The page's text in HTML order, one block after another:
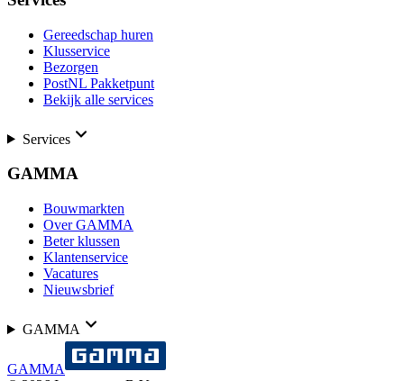
Gereedschap huren
Klusservice
Bezorgen
PostNL Pakketpunt
Bekijk alle services
Services
GAMMA
Bouwmarkten
Over GAMMA
Beter klussen
Klantenservice
Vacatures
Nieuwsbrief
GAMMA
GAMMA